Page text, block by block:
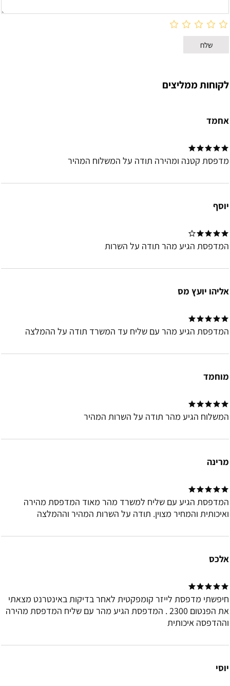
לקוחות ממליצים
אחמד
מדפסת קטנה ומהירה תודה על המשלוח המהיר
יוסף
המדפסת הגיע מהר תודה על השרות
אליהו יועץ מס
המדפסת הגיע מהר עם שליח עד המשרד תודה על ההמלצה
מוחמד
המשלוח הגיע מהר תודה על השרות המהיר
מרינה
המדפסת הגיע עם שליח למשרד מהר מאוד המדפסת מהירה
ואיכותית והמחיר מצוין. תודה על השרות המהיר וההמלצה
אלכס
חיפשתי מדפסת לייזר קומפקטית לאחר בדיקות באינטרנט מצאתי
את הפנטום 2300 . המדפסת הגיע מהר עם שליח המדפסת מהירה
וההדפסה איכותית
יוסי